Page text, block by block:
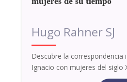
Hugo Rahner SJ
Descubre la correspondencia
Ignacio con mujeres del siglo